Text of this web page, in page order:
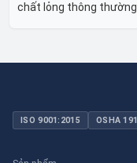
chất lỏng thông
ISO 9001:2015 OSHA